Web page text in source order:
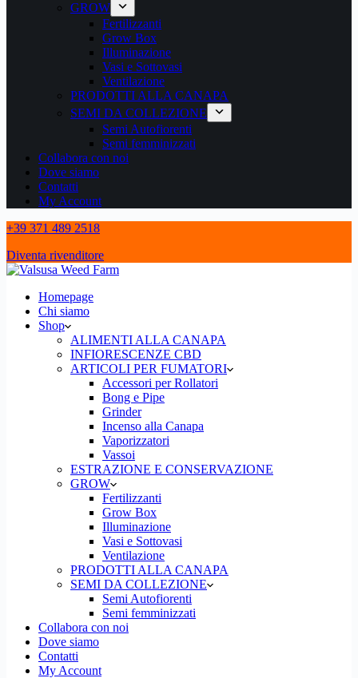
GROW
Fertilizzanti
Grow Box
Illuminazione
Vasi e Sottovasi
Ventilazione
PRODOTTI ALLA CANAPA
SEMI DA COLLEZIONE
Semi Autofiorenti
Semi femminizzati
Collabora con noi
Dove siamo
Contatti
My Account
+39 371 489 2518
Diventa rivenditore
Homepage
Chi siamo
Shop
ALIMENTI ALLA CANAPA
INFIORESCENZE CBD
ARTICOLI PER FUMATORI
Accessori per Rollatori
Bong e Pipe
Grinder
Incenso alla Canapa
Vaporizzatori
Vassoi
ESTRAZIONE E CONSERVAZIONE
GROW
Fertilizzanti
Grow Box
Illuminazione
Vasi e Sottovasi
Ventilazione
PRODOTTI ALLA CANAPA
SEMI DA COLLEZIONE
Semi Autofiorenti
Semi femminizzati
Collabora con noi
Dove siamo
Contatti
My Account